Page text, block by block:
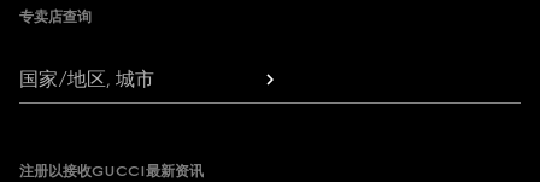
专卖店查询
国家/地区, 城市
注册以接收GUCCI最新资讯